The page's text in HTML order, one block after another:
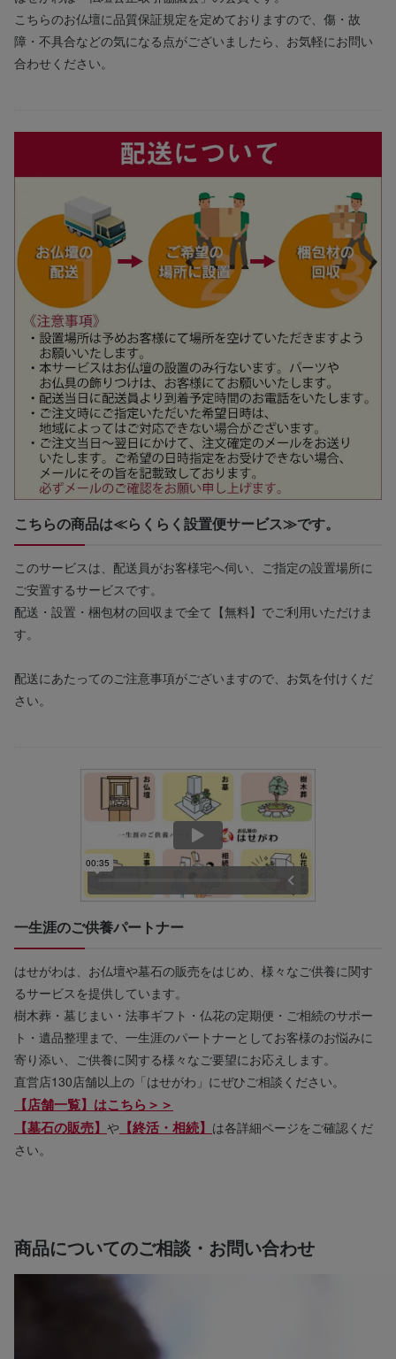
こちらのお仏壇に品質保証規定を定めておりますので、傷・故
障・不具合などの気になる点がございましたら、お気軽にお問い
合わせください。
こちらの商品は≪らくらく設置便サービス≫です。
このサービスは、配送員がお客様宅へ伺い、ご指定の設置場所に
ご安置するサービスです。
配送・設置・梱包材の回収まで全て【無料】でご利用いただけま
す。
配送にあたってのご注意事項がございますので、お気を付けくだ
さい。
一生涯のご供養パートナー
はせがわは、お仏壇や墓石の販売をはじめ、様々なご供養に関す
るサービスを提供しています。
樹木葬・墓じまい・法事ギフト・仏花の定期便・ご相続のサポー
ト・遺品整理まで、一生涯のパートナーとしてお客様のお悩みに
寄り添い、ご供養に関する様々なご要望にお応えします。
直営店130店舗以上の「はせがわ」にぜひご相談ください。
【店舗一覧】はこちら＞＞
【墓石の販売】 や 【終活・相続】 は各詳細ページをご確認くだ
さい。
商品についてのご相談・お問い合わせ